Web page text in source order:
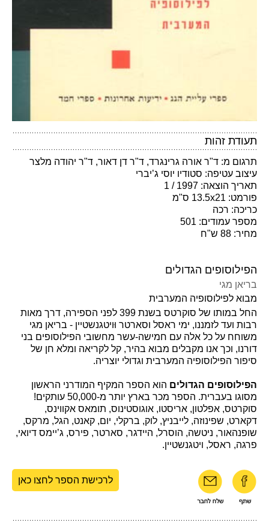
תעודת זהות
תרגום מ: ד"ר אורה גרינגרד, ד"ר דן דאור, ד"ר יהודה מלצר
עיצוב עטיפה: סטודיו יוסי ג’יברי
תאריך הוצאה: 1997 / 1
פורמט: 13.5x21 ס"מ
כריכה: רכה
מספר עמודים: 501
מחיר: 88 ש"ח
הפילוסופים הגדולים
בריאן מגי
מבוא לפילוסופיה המערבית
החל במותו של סוקרטס בשנת 399 לפני הספירה, דרך מאות
רבות ועד לזמננו, ימי ראסל וסארטר וּויטגנשטיין - בריאן מגי
משוחח על כל אלה עם חמישה-עשר מחשובי הפילוסופים בני
דורנו, וכך אנו מקבלים מבוא בהיר, קל לקריאה ומלא חן של
סיפור הפילוסופיה המערבית וגדולי יוצריה.
הפילוסופים הגדולים הוא הספר המקיף המודרני הראשון
מסוגו בעברית. הספר מכר בארץ יותר מ-50,000 עותקים!
סוקרטס, אפלטון, אריסטו, אוגוסטינוס, תומאס אקווינס,
דקארט, שפינוזה, לייבניץ, לוק, ברקלי, יום, קאנט, הגל, מרקס,
שופנהאור, ניטשה, הוסרל, היידגר, סארטר, פירס, ג’יימס דיואי,
פרגה, ראסל, ויטגנשטיין.
לרכישת הספר לחצו כאן